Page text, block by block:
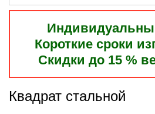
Короткие сроки
Скидки до 15 %
Квадрат стальной